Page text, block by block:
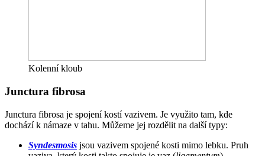
Kolenní kloub
Junctura fibrosa
Junctura fibrosa je spojení kostí vazivem. Je využito tam, kde
dochází k námaze v tahu. Můžeme jej rozdělit na další typy:
Syndesmosis jsou vazivem spojené kosti mimo lebku. Pruh